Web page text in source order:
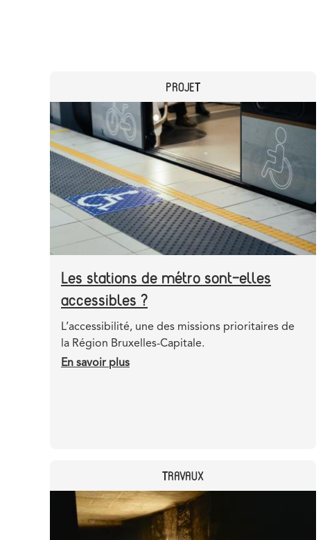
PROJET
image
Les stations de métro sont-elles
accessibles ?
Teaser
L’accessibilité, une des missions prioritaires de
la Région Bruxelles-Capitale.
En savoir plus
accessibles
?
TRAVAUX
Header
image
Image